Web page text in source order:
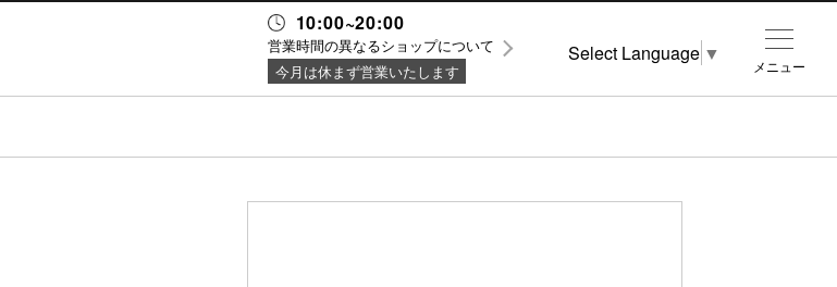
10:00~20:00
営業時間の異なるショップについて
今月は休まず営業いたします
メニュー
Select Language ▼